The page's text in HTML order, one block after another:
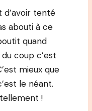
d’avoir tenté
abouti à ce
quand
coup c’est
mieux que
le néant.
!